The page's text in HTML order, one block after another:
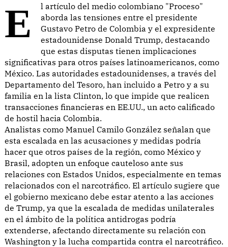
El artículo del medio colombiano "Proceso"
aborda las tensiones entre el presidente
Gustavo Petro de Colombia y el expresidente
estadounidense Donald Trump, destacando
que estas disputas tienen implicaciones
significativas para otros países latinoamericanos, como
México. Las autoridades estadounidenses, a través del
Departamento del Tesoro, han incluido a Petro y a su
familia en la lista Clinton, lo que impide que realicen
transacciones financieras en EE.UU., un acto calificado
de hostil hacia Colombia.
Analistas como Manuel Camilo González señalan que
esta escalada en las acusaciones y medidas podría
hacer que otros países de la región, como México y
Brasil, adopten un enfoque cauteloso ante sus
relaciones con Estados Unidos, especialmente en temas
relacionados con el narcotráfico. El artículo sugiere que
el gobierno mexicano debe estar atento a las acciones
de Trump, ya que la escalada de medidas unilaterales
en el ámbito de la política antidrogas podría
extenderse, afectando directamente su relación con
Washington y la lucha compartida contra el narcotráfico.